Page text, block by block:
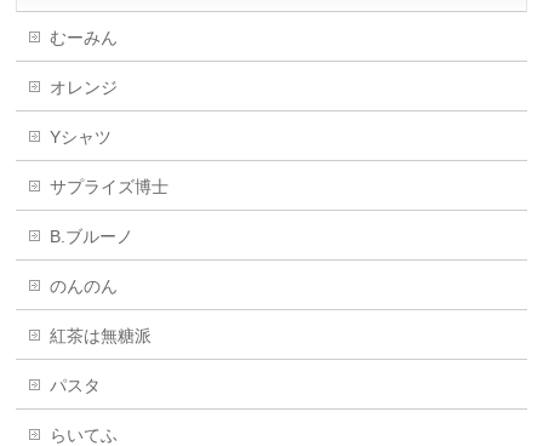
むーみん
オレンジ
Yシャツ
サプライズ博士
B.ブルーノ
のんのん
紅茶は無糖派
パスタ
らいてふ